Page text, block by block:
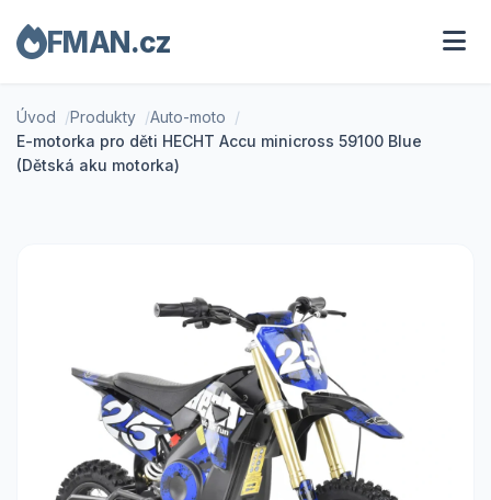
FMAN.cz
Úvod Produkty
Auto-moto
E-motorka pro děti HECHT Accu minicross 59100 Blue
(Dětská aku motorka)